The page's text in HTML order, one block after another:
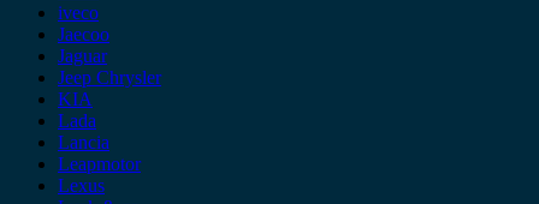
iveco
Jaecoo
Jaguar
Jeep Chrysler
KIA
Lada
Lancia
Leapmotor
Lexus